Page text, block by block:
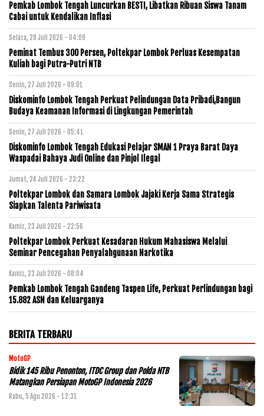
Pemkab Lombok Tengah Luncurkan BESTI, Libatkan Ribuan Siswa Tanam
Cabai untuk Kendalikan Inflasi
Selasa, 28 Juli 2026 - 04:09
Peminat Tembus 300 Persen, Poltekpar Lombok Perluas Kesempatan
Kuliah bagi Putra-Putri NTB
Senin, 27 Juli 2026 - 09:01
Diskominfo Lombok Tengah Perkuat Pelindungan Data Pribadi,Bangun
Budaya Keamanan Informasi di Lingkungan Pemerintah
Senin, 27 Juli 2026 - 05:41
Diskominfo Lombok Tengah Edukasi Pelajar SMAN 1 Praya Barat Daya
Waspadai Bahaya Judi Online dan Pinjol Ilegal
Jumat, 24 Juli 2026 - 23:22
Poltekpar Lombok dan Samara Lombok Jajaki Kerja Sama Strategis
Siapkan Talenta Pariwisata
Kamis, 23 Juli 2026 - 22:56
Poltekpar Lombok Perkuat Kesadaran Hukum Mahasiswa Melalui
Seminar Pencegahan Penyalahgunaan Narkotika
Kamis, 23 Juli 2026 - 08:04
Pemkab Lombok Tengah Gandeng Taspen Life, Perkuat Perlindungan bagi
15.882 ASN dan Keluarganya
BERITA TERBARU
MotoGP
Bidik 145 Ribu Penonton, ITDC Group dan Polda NTB
Matangkan Persiapan MotoGP Indonesia 2026
Rabu, 5 Agu 2026 - 12:31